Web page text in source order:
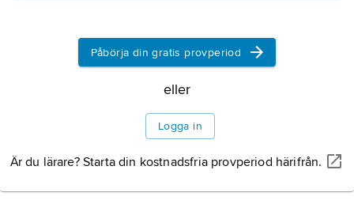
Påbörja din gratis provperiod
eller
Logga in
Är du lärare? Starta din kostnadsfria provperiod härifrån.